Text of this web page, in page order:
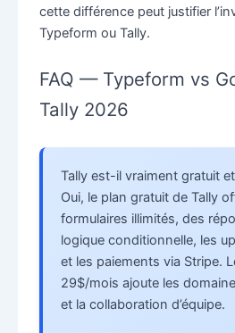
cette différence peut justifier
Typeform ou Tally.
FAQ — Typeform vs
Tally 2026
Tally est-il vraiment gratuit
Oui, le plan gratuit de Tally
formulaires illimités, des
logique conditionnelle, les
et les paiements via Stripe.
29$/mois ajoute les
et la collaboration d’équipe.